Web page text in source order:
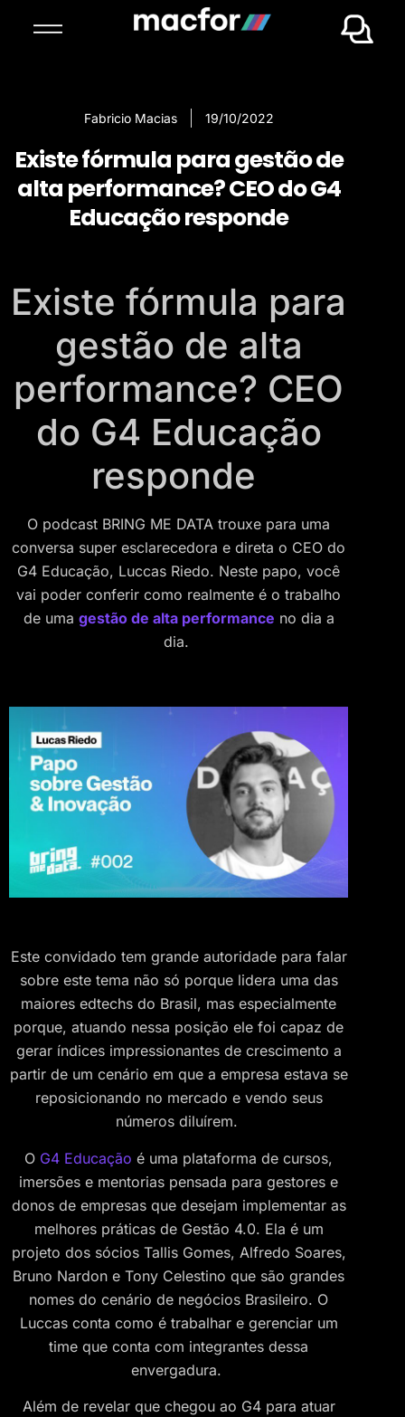
Fabricio Macias 19/10/2022
Existe fórmula para gestão de
alta performance? CEO do G4
Educação responde
Existe fórmula para
gestão de alta
performance? CEO
do G4 Educação
responde
O podcast BRING ME DATA trouxe para uma
conversa super esclarecedora e direta o CEO do
G4 Educação, Luccas Riedo. Neste papo, você
vai poder conferir como realmente é o trabalho
de uma gestão de alta performance no dia a
dia.
Este convidado tem grande autoridade para falar
sobre este tema não só porque lidera uma das
maiores edtechs do Brasil, mas especialmente
porque, atuando nessa posição ele foi capaz de
gerar índices impressionantes de crescimento a
partir de um cenário em que a empresa estava se
reposicionando no mercado e vendo seus
números diluírem.
O G4 Educação é uma plataforma de cursos,
imersões e mentorias pensada para gestores e
donos de empresas que desejam implementar as
melhores práticas de Gestão 4.0. Ela é um
projeto dos sócios Tallis Gomes, Alfredo Soares,
Bruno Nardon e Tony Celestino que são grandes
nomes do cenário de negócios Brasileiro. O
Luccas conta como é trabalhar e gerenciar um
time que conta com integrantes dessa
envergadura.
Além de revelar que chegou ao G4 para atuar